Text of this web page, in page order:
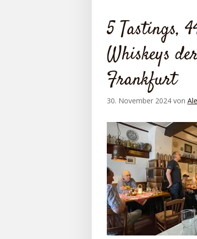
5 Tastings,
Whiskeys
Frankfurt
30. November 2024 von